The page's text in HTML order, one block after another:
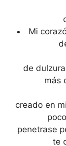
Mi
de
más
creado en
penetrase
te